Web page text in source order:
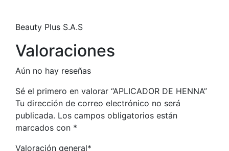
Beauty Plus S.A.S
Valoraciones
Aún no hay reseñas
Sé el primero en valorar “APLICADOR DE HENNA”
Tu dirección de correo electrónico no será
publicada. Los campos obligatorios están
marcados con *
Valoración general*